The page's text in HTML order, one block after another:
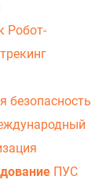
Робот-
безопасность
ПУС